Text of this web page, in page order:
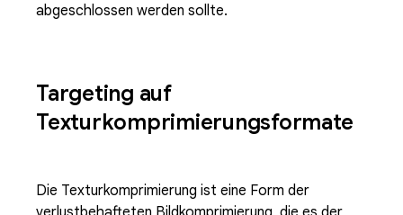
abgeschlossen werden sollte.
Targeting auf
Texturkomprimierungsformate
Die Texturkomprimierung ist eine Form der